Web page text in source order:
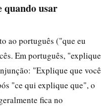
quando usar
ao português ("que eu
Em português, "explique
"Explique que você
"ce qui explique que", o
fica no